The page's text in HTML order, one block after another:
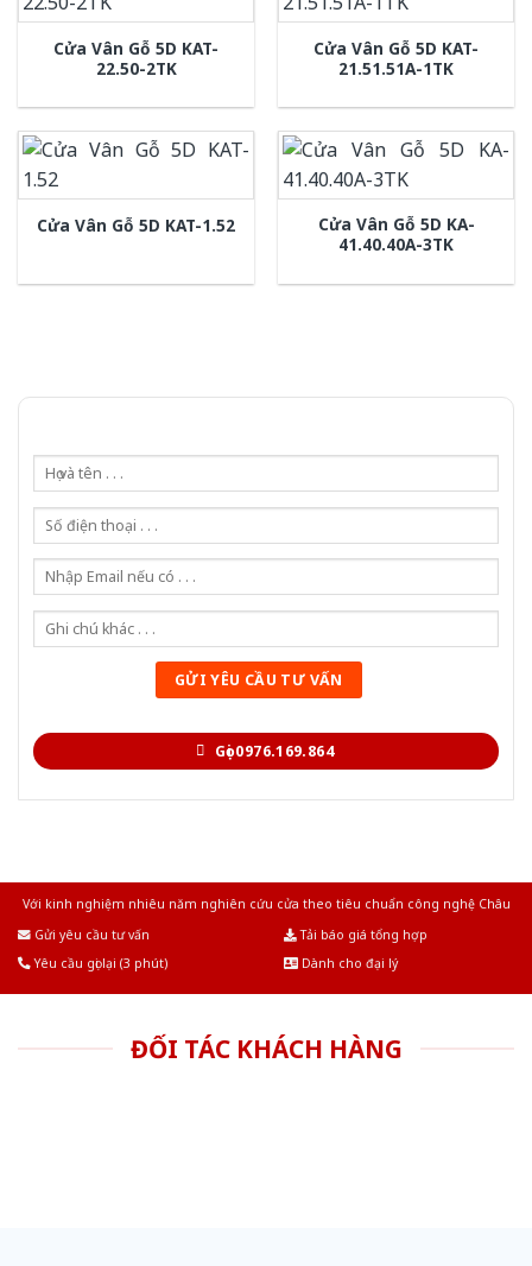
Cửa Vân Gỗ 5D KAT-
22.50-2TK
Cửa Vân Gỗ 5D KAT-
21.51.51A-1TK
Cửa Vân Gỗ 5D KAT-1.52
Cửa Vân Gỗ 5D KA-
41.40.40A-3TK
Gọi 0976.169.864
Với kinh nghiệm nhiêu năm nghiên cứu cửa theo tiêu chuẩn công nghệ Châu
Gửi yêu cầu tư vấn
Tải báo giá tổng hợp
Yêu cầu gọi lại (3 phút)
Dành cho đại lý
ĐỐI TÁC KHÁCH HÀNG